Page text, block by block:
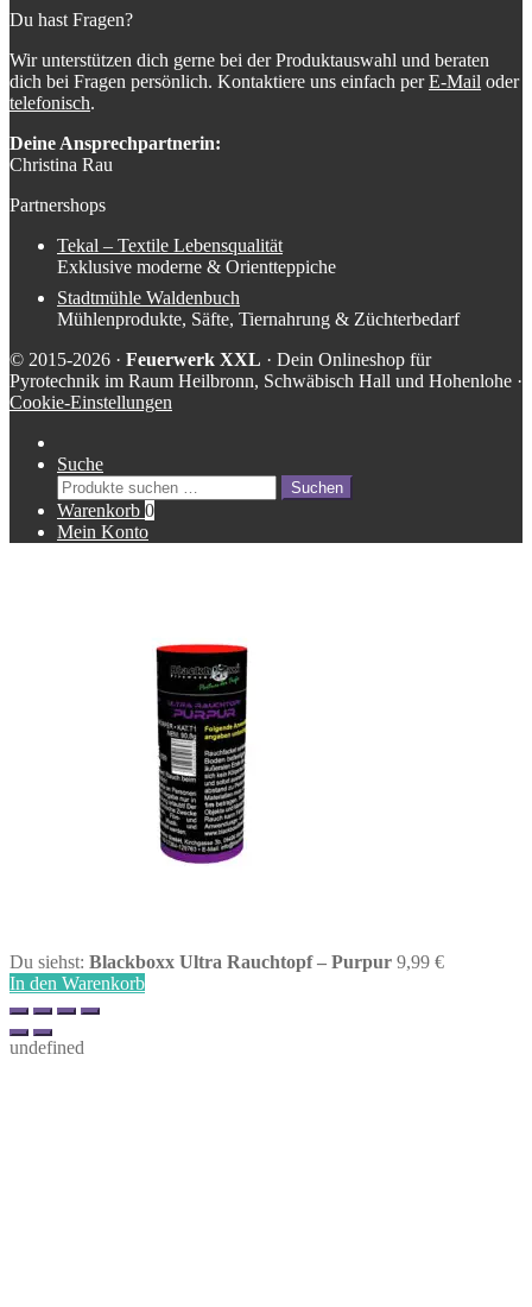
Du hast Fragen?
Wir unterstützen dich gerne bei der Produktauswahl und beraten
dich bei Fragen persönlich. Kontaktiere uns einfach perE-Mail oder
telefonisch.
Deine Ansprechpartnerin:
Christina Rau
Partnershops
Tekal – Textile Lebensqualität
Exklusive moderne & Orientteppiche
Stadtmühle Waldenbuch
Mühlenprodukte, Säfte, Tiernahrung & Züchterbedarf
© 2015-2026 · Feuerwerk XXL · Dein Onlineshop für
Pyrotechnik im Raum Heilbronn, Schwäbisch Hall und Hohenlohe ·
Cookie-Einstellungen
Suche
Suche
nach:
Suchen
Warenkorb 0
Mein Konto
Du siehst: Blackboxx Ultra Rauchtopf – Purpur 9,99 €
In den Warenkorb
undefined